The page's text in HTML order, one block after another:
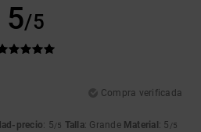
5/5
Compra verificada
precio: 5/5 Talla: Grande Material : 5 /5